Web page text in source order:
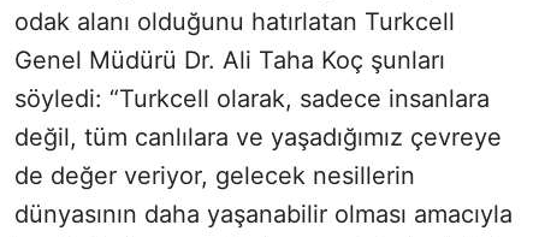
odak alanı olduğunu hatırlatan Turkcell
Genel Müdürü Dr. Ali Taha Koç şunları
söyledi: “Turkcell olarak, sadece insanlara
değil, tüm canlılara ve yaşadığımız çevreye
de değer veriyor, gelecek nesillerin
dünyasının daha yaşanabilir olması amacıyla